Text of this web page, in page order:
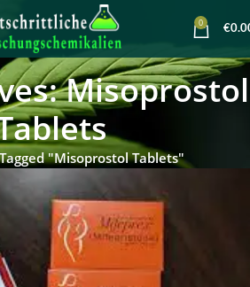
0
€
Misoprostol
"Misoprostol Tablets"